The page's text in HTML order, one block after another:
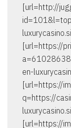
[url=http://
[url=https://
en-
[url=https://
q=https://
[url=https://